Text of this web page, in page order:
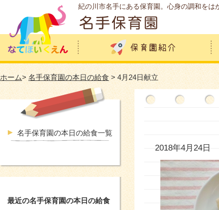
紀の川市名手にある保育園。心身の調和を
ホーム> 名手保育園の本日の給食 > 4月24日献立
2018年4月24日
名手保育園の本日の給食一覧
最近の名手保育園の本日の給食